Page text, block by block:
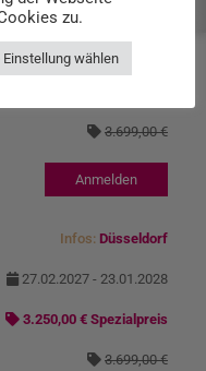
Infos:
27.02.2027 - 23.01.2028
3.699,00 €
Anmelden
Infos: Düsseldorf
27.02.2027 - 23.01.2028
3.250,00 € Spezialpreis
3.699,00 €
zu.
Einstellung wählen